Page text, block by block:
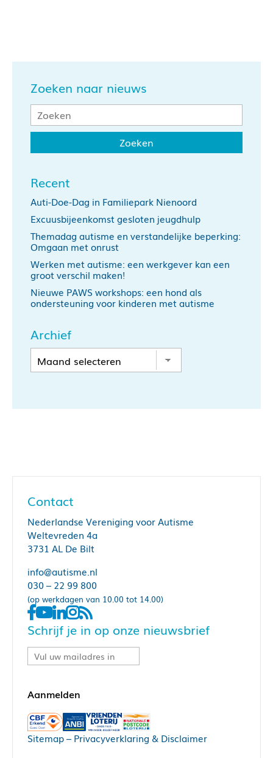
Zoeken naar nieuws
Recent
Auti-Doe-Dag in Familiepark Nienoord
Excuusbijeenkomst gesloten jeugdhulp
Themadag autisme en verstandelijke beperking:
Omgaan met onrust
Werken met autisme: een werkgever kan een
groot verschil maken!
Nieuwe PAWS workshops: een hond als
ondersteuning voor kinderen met autisme
Archief
Contact
Nederlandse Vereniging voor Autisme
Weltevreden 4a
3731 AL De Bilt
info@autisme.nl
030 – 22 99 800
(op werkdagen van 10.00 tot 14.00)
Schrijf je in op onze nieuwsbrief
Sitemap– Privacyverklaring & Disclaimer